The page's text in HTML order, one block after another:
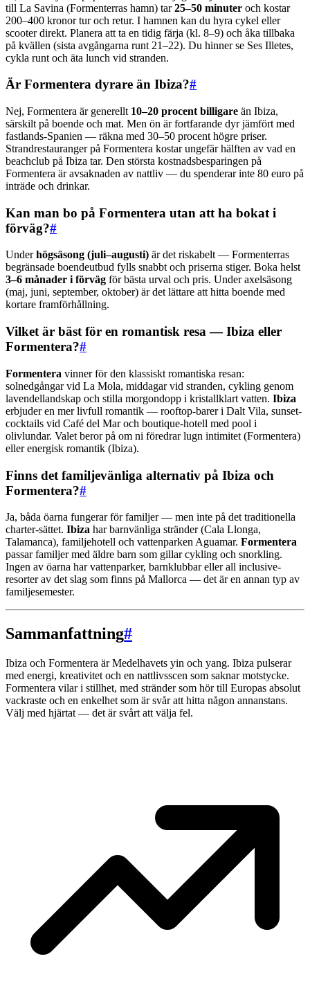
till La Savina (Formenterras hamn) tar25–50 minuter och kostar
200–400 kronor tur och retur. I hamnen kan du hyra cykel eller
scooter direkt. Planera att ta en tidig färja (kl. 8–9) och åka tillbaka
på kvällen (sista avgångarna runt 21–22). Du hinner se Ses Illetes,
cykla runt och äta lunch vid stranden.
Är Formentera dyrare än Ibiza?#
Nej, Formentera är generellt 10–20 procent billigare än Ibiza,
särskilt på boende och mat. Men ön är fortfarande dyr jämfört med
fastlands-Spanien — räkna med 30–50 procent högre priser.
Strandrestauranger på Formentera kostar ungefär hälften av vad en
beachclub på Ibiza tar. Den största kostnadsbesparingen på
Formentera är avsaknaden av nattliv — du spenderar inte 80 euro på
inträde och drinkar.
Kan man bo på Formentera utan att ha bokat i
förväg?#
Underhögsäsong (juli–augusti) är det riskabelt — Formenterras
begränsade boendeutbud fylls snabbt och priserna stiger. Boka helst
3–6 månader i förväg för bästa urval och pris. Under axelsäsong
(maj, juni, september, oktober) är det lättare att hitta boende med
kortare framförhållning.
Vilket är bäst för en romantisk resa — Ibiza eller
Formentera?#
Formentera vinner för den klassiskt romantiska resan:
solnedgångar vid La Mola, middagar vid stranden, cykling genom
lavendellandskap och stilla morgondopp i kristallklart vatten. Ibiza
erbjuder en mer livfull romantik — rooftop-barer i Dalt Vila, sunset-
cocktails vid Café del Mar och boutique-hotell med pool i
olivlundar. Valet beror på om ni föredrar lugn intimitet (Formentera)
eller energisk romantik (Ibiza).
Finns det familjevänliga alternativ på Ibiza och
Formentera?#
Ja, båda öarna fungerar för familjer — men inte på det traditionella
charter-sättet. Ibiza har barnvänliga stränder (Cala Llonga,
Talamanca), familjehotell och vattenparken Aguamar. Formentera
passar familjer med äldre barn som gillar cykling och snorkling.
Ingen av öarna har vattenparker, barnklubbar eller all inclusive-
resorter av det slag som finns på Mallorca — det är en annan typ av
familjesemester.
Sammanfattning#
Ibiza och Formentera är Medelhavets yin och yang. Ibiza pulserar
med energi, kreativitet och en nattlivsscen som saknar motstycke.
Formentera vilar i stillhet, med stränder som hör till Europas absolut
vackraste och en enkelhet som är svår att hitta någon annanstans.
Välj med hjärtat — det är svårt att välja fel.